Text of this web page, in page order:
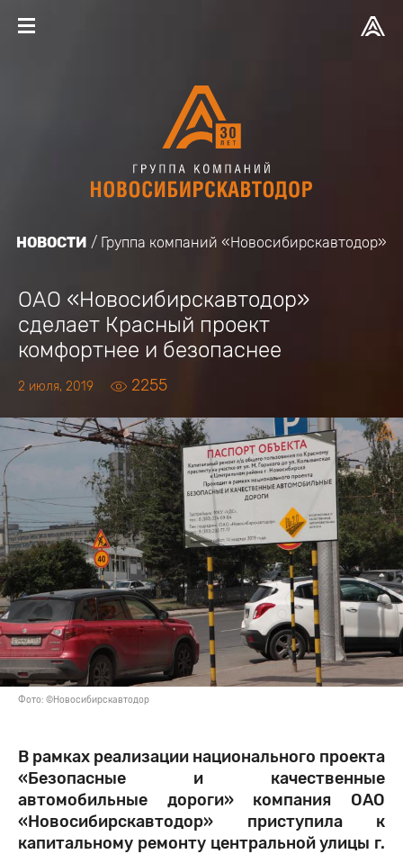
НОВОСТИ Группа компаний «Новосибирскавтодор»
ОАО «Новосибирскавтодор»
сделает Красный проект
комфортнее и безопаснее
2 июля, 2019 2255
Фото: ©Новосибирскавтодор
В рамках реализации национального проекта
«Безопасные и качественные
автомобильные дороги» компания ОАО
«Новосибирскавтодор» приступила к
капитальному ремонту центральной улицы г.